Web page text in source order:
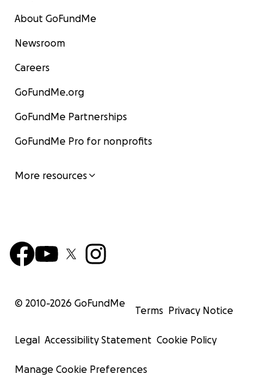
About GoFundMe
Newsroom
Careers
GoFundMe.org
GoFundMe Partnerships
GoFundMe Pro for nonprofits
More resources
© 2010-2026 GoFundMe
Terms Privacy Notice
Legal Accessibility Statement Cookie Policy
Manage Cookie Preferences